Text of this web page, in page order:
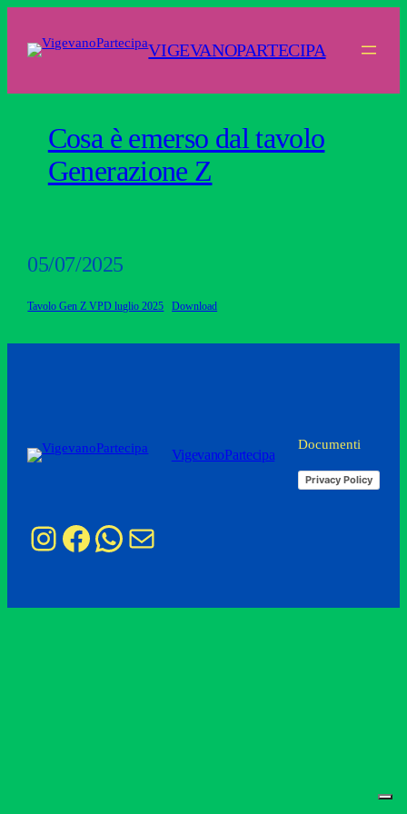
contenuto
VIGEVANOPARTECIPA
Cosa è emerso dal tavolo
Generazione Z
05/07/2025
Tavolo Gen Z VPD luglio 2025 Download
VigevanoPartecipa
Documenti
Privacy Policy
Instagram
Facebook
WhatsApp
Email